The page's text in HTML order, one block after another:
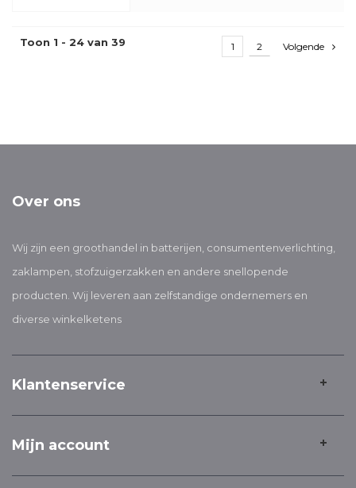
Toon 1 - 24 van 39 1 2 Volgende
Over ons
Wij zijn een groothandel in batterijen, consumentenverlichting,
zaklampen, stofzuigerzakken en andere snellopende
producten. Wij leveren aan zelfstandige ondernemers en
diverse winkelketens
Klantenservice
Mijn account